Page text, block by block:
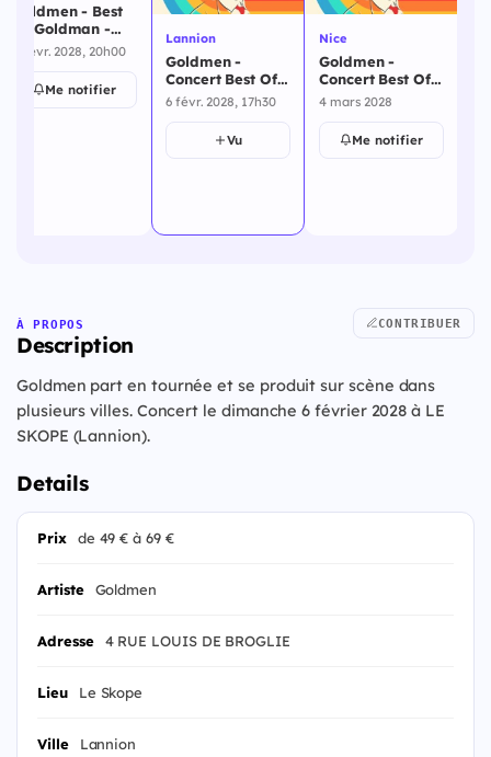
Goldmen - Best
Of Goldman -
Goldmen -
Concert Best Of
Goldman -
Chartres - 5
5 févr. 2028, 20h00
Me notifier
Lannion
Goldmen -
Concert Best Of
Goldman -
Lannion - 6
février 2028
6 févr. 2028, 17h30
Vu
Nice
Goldmen -
Concert Best Of
Goldman - Nice -
4 mars 2028
Me notifier
À PROPOS
Description
CONTRIBUER
Goldmen part en tournée et se produit sur scène dans
plusieurs villes. Concert le dimanche 6 février 2028 à LE
SKOPE (Lannion).
Details
Prix de 49 € à 69 €
Artiste Goldmen
Adresse 4 RUE LOUIS DE BROGLIE
Lieu Le Skope
Ville Lannion